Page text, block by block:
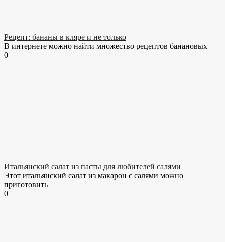
Рецепт: бананы в кляре и не только
В интернете можно найти множество рецептов банановых
0
Итальянский салат из пасты для любителей салями
Этот итальянский салат из макарон с салями можно
приготовить
0